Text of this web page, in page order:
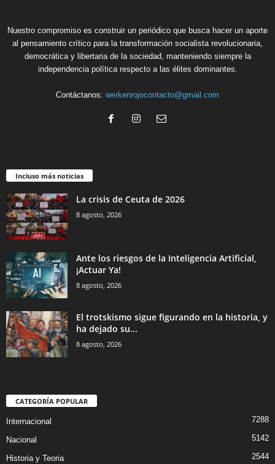
Nuestro compromiso es construir un periódico que busca hacer un aporte
al pensamiento crítico para la transformación socialista revolucionaria,
democrática y libertaria de la sociedad, manteniendo siempre la
independencia política respecto a las élites dominantes.
Contáctanos: werkenrojocontacto@gmail.com
Incluso más noticias
La crisis de Ceuta de 2026
8 agosto, 2026
Ante los riesgos de la Inteligencia Artificial,
¡Actuar Ya!
8 agosto, 2026
El trotskismo sigue figurando en la historia, y
ha dejado su...
8 agosto, 2026
CATEGORÍA POPULAR
Internacional 7288
Nacional 5142
Historia y Teoria 2544